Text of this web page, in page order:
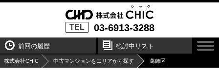
TEL 03-6913-3288
前回の履歴 検討中リスト
株式会社CHIC 中古マンションをエリアから探す 葛飾区